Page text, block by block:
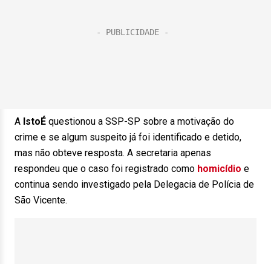
A IstoÉ questionou a SSP-SP sobre a motivação do
crime e se algum suspeito já foi identificado e detido,
mas não obteve resposta. A secretaria apenas
respondeu que o caso foi registrado como homicídio e
continua sendo investigado pela Delegacia de Polícia de
São Vicente.